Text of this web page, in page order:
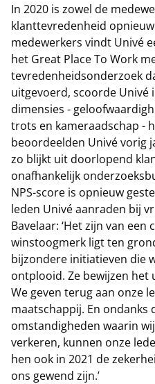
In 2020 is zowel de
klanttevredenheid
medewerkers vindt Univé
het Great Place To Work
tevredenheidsonderzoek
uitgevoerd, scoorde Univé
dimensies -
trots en kameraadschap -
beoordeelden Univé vorig
zo blijkt uit doorlopend
onafhankelijk
NPS-score is opnieuw
leden Univé aanraden bij
Bavelaar: ‘Het zijn van
winstoogmerk ligt ten
bijzondere initiatieven die
ontplooid. Ze bewijzen het
We geven terug aan onze
maatschappij. En ondanks
omstandigheden waarin
verkeren, kunnen onze
hen ook in 2021 de
ons gewend zijn.’